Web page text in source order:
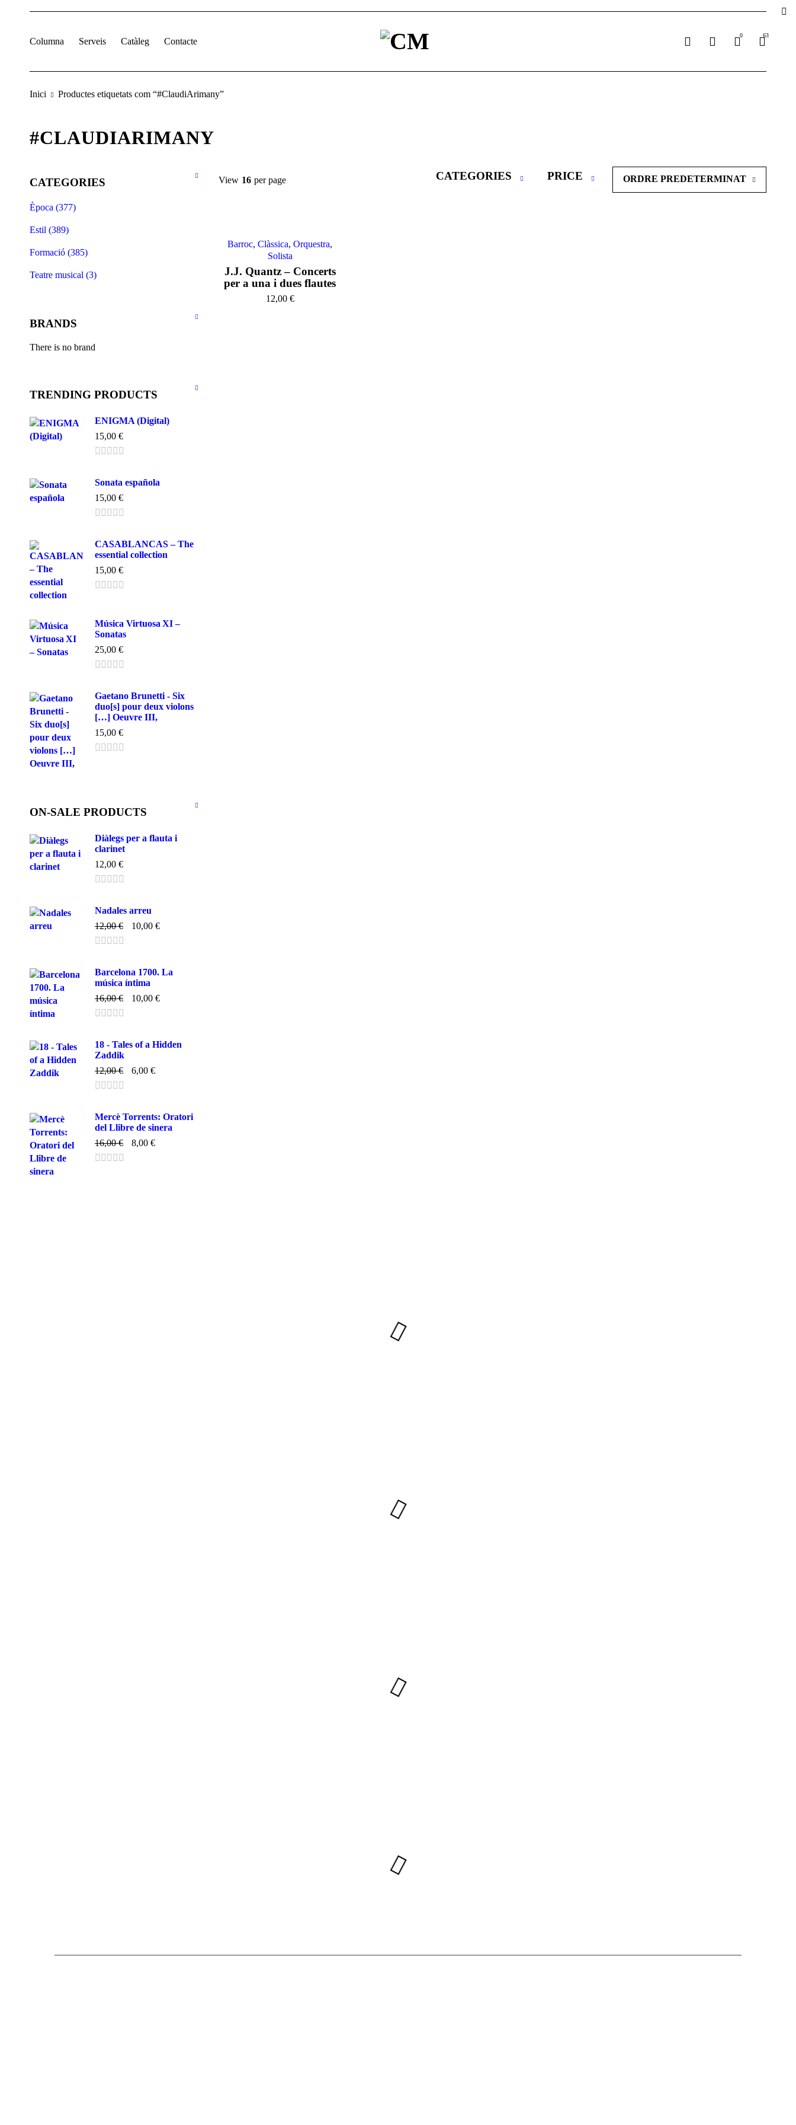
Columna Serveis Catàleg Contacte
63
0
Inici Productes etiquetats com “#ClaudiArimany”
#CLAUDIARIMANY
CATEGORIES
Època (377)
Estil (389)
Formació (385)
Teatre musical (3)
BRANDS
There is no brand
TRENDING PRODUCTS
ENIGMA (Digital)
15,00 €
Sonata española
15,00 €
CASABLANCAS – The
essential collection
15,00 €
Música Virtuosa XI –
Sonatas
25,00 €
Gaetano Brunetti - Six
duo[s] pour deux violons
[…] Oeuvre III,
15,00 €
ON-SALE PRODUCTS
Diàlegs per a flauta i
clarinet
12,00 €
Nadales arreu
12,00€ 10,00 €
Barcelona 1700. La
música íntima
16,00€ 10,00 €
18 - Tales of a Hidden
Zaddik
12,00€ 6,00 €
Mercè Torrents: Oratori
del Llibre de sinera
16,00€ 8,00 €
ORDRE PREDETERMINAT
View 16 per page CATEGORIES PRICE
Barroc,Clàssica,Orquestra,
Solista
J.J. Quantz – Concerts
per a una i dues flautes
12,00 €